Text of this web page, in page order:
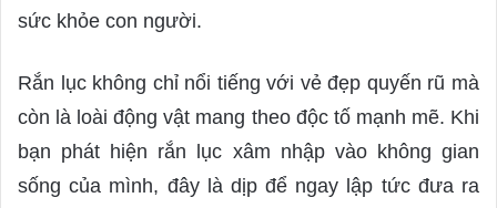
sức khỏe con người.
Rắn lục không chỉ nổi tiếng với vẻ đẹp quyến rũ mà
còn là loài động vật mang theo độc tố mạnh mẽ. Khi
bạn phát hiện rắn lục xâm nhập vào không gian
sống của mình, đây là dịp để ngay lập tức đưa ra